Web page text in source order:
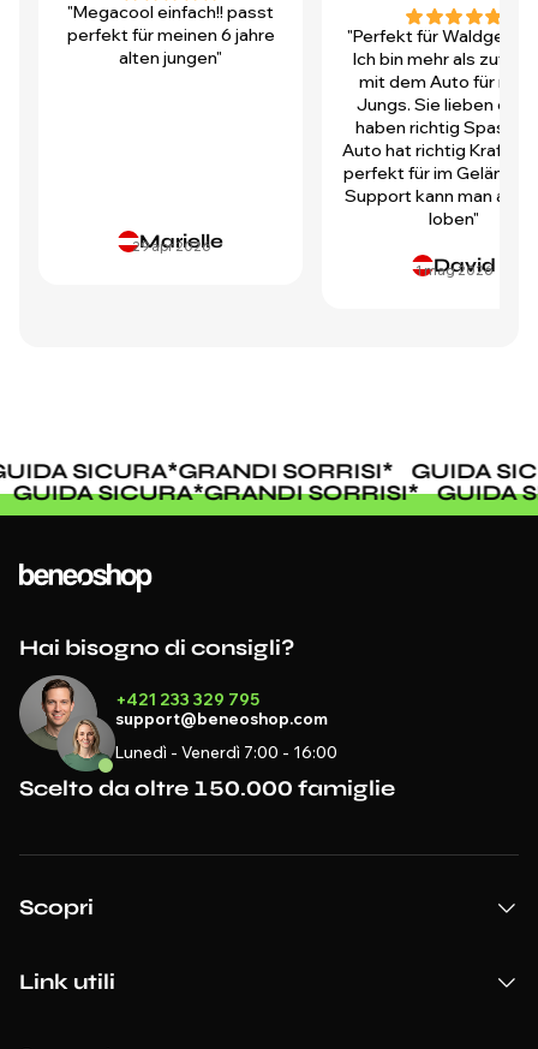
"Megacool einfach!! passt
perfekt für meinen 6 jahre
alten jungen"
Marielle
29 apr 2026
"Perfekt für
Ich bin mehr als
mit dem Auto für
Jungs. Sie lieben es
haben richtig Spass!
Auto hat richtig Kraft
perfekt für im Gelände.
Support kann man auch
loben"
David
1 mag 2026
SICURA*GRANDI SORRISI*
GUIDA
* GUIDA SICURA*GRANDI SORRISI*
Hai bisogno di consigli?
+421 233 329 795
support@beneoshop.com
Lunedì - Venerdì 7:00 - 16:00
Scelto da oltre 150.000 famiglie
Scopri
Link utili